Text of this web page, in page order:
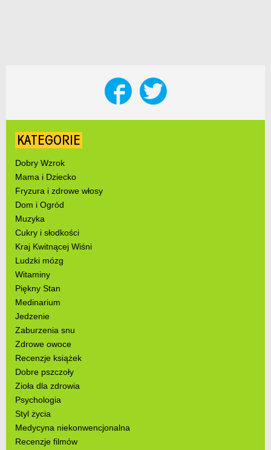
KATEGORIE
Dobry Wzrok
Mama i Dziecko
Fryzura i zdrowe włosy
Dom i Ogród
Muzyka
Cukry i słodkości
Kraj Kwitnącej Wiśni
Ludzki mózg
Witaminy
Piękny Stan
Medinarium
Jedzenie
Zaburzenia snu
Zdrowe owoce
Recenzje książek
Dobre pszczoły
Zioła dla zdrowia
Psychologia
Styl życia
Medycyna niekonwencjonalna
Recenzje filmów